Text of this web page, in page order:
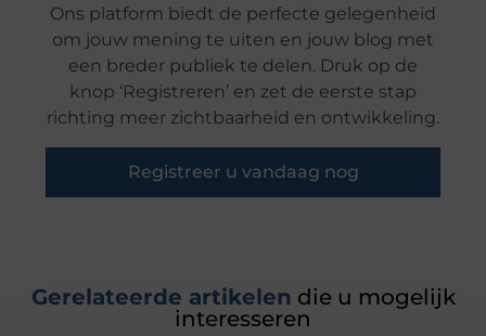
Ons platform biedt de perfecte gelegenheid
om jouw mening te uiten en jouw blog met
een breder publiek te delen. Druk op de
knop ‘Registreren’ en zet de eerste stap
richting meer zichtbaarheid en ontwikkeling.
Registreer u vandaag nog
Gerelateerde artikelen die u mogelijk
interesseren